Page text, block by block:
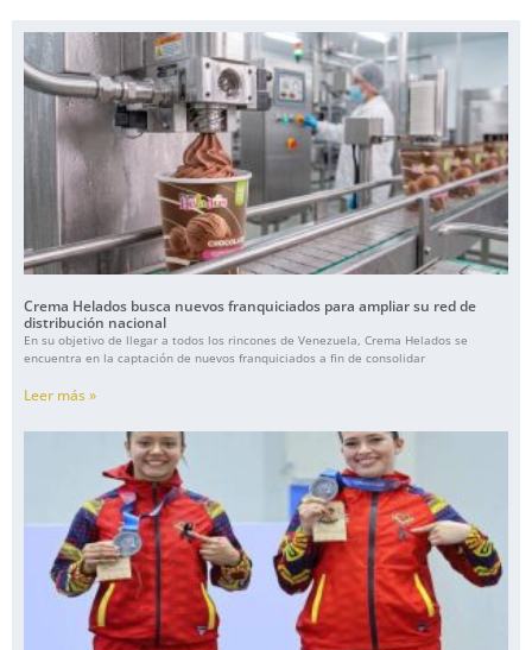
Crema Helados busca nuevos franquiciados para ampliar su red de
distribución nacional
En su objetivo de llegar a todos los rincones de Venezuela, Crema Helados se
encuentra en la captación de nuevos franquiciados a fin de consolidar
Leer más »